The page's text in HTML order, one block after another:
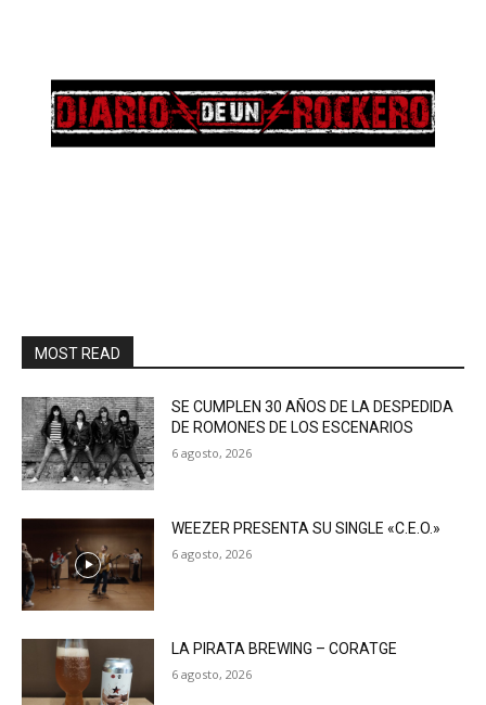
MOST READ
SE CUMPLEN 30 AÑOS DE LA DESPEDIDA
DE ROMONES DE LOS ESCENARIOS
6 agosto, 2026
WEEZER PRESENTA SU SINGLE «C.E.O.»
6 agosto, 2026
LA PIRATA BREWING – CORATGE
6 agosto, 2026